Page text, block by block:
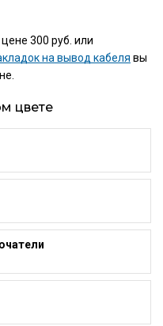
300 руб. или
на вывод кабеля вы
цвете